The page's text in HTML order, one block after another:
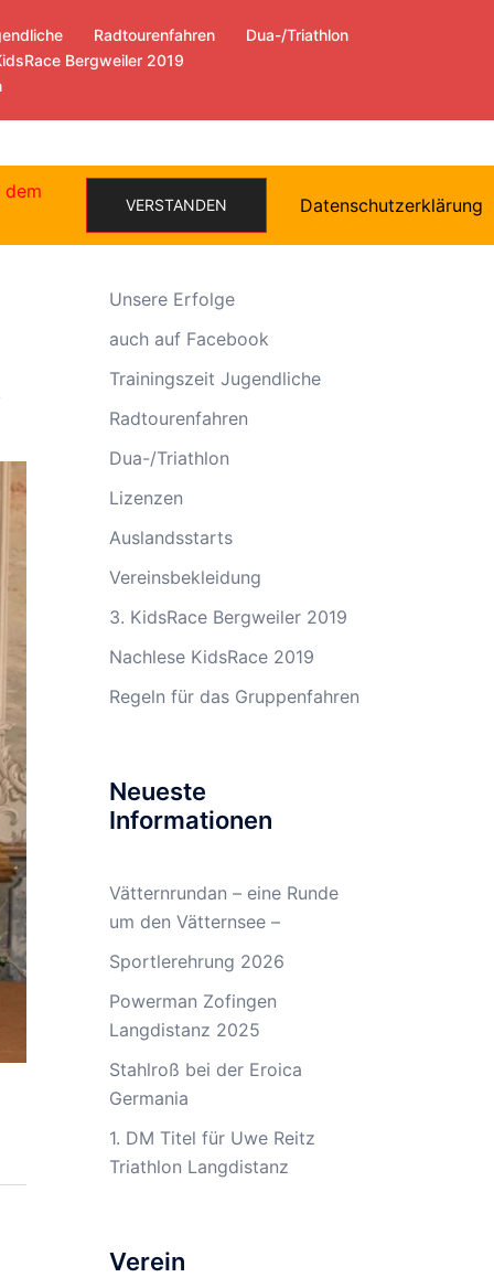
Radtourenfahren
Dua-/Triathlon
Bergweiler 2019
Allgemein
Unsere Erfolge
auch auf Facebook
Trainingszeit Jugendliche
Radtourenfahren
Dua-/Triathlon
Lizenzen
Auslandsstarts
Vereinsbekleidung
3. KidsRace Bergweiler 2019
Nachlese KidsRace 2019
Regeln für das Gruppenfahren
Neueste
Informationen
Vätternrundan – eine Runde
um den Vätternsee –
Sportlerehrung 2026
Powerman Zofingen
Langdistanz 2025
Stahlroß bei der Eroica
Germania
1. DM Titel für Uwe Reitz
Triathlon Langdistanz
Verein
VERSTANDEN Datenschutzerklärung